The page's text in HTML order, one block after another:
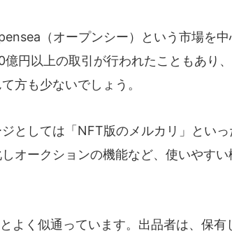
（オープンシー）という市場を中
円以上の取引が行われたこともあり
方も少ないでしょう。
としては「NFT版のメルカリ」といっ
オークションの機能など、使いやす
よく似通っています。出品者は、保有